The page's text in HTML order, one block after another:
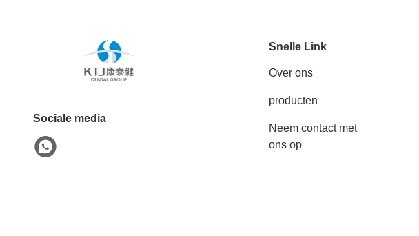
Sociale media
Snelle Link
Over ons
producten
Neem contact met
ons op